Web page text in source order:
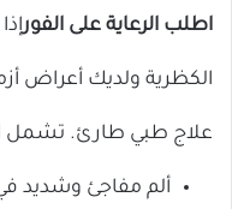
اطلب الرعاية على الفور
الكظرية ولديك أعراض
علاج طبي طارئ. تشمل
ألم مفاجئ وشديد